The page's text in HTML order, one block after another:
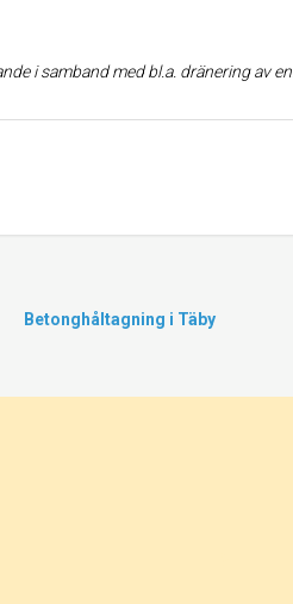
plantering av träd och buskar. Sammantaget har företaget levt upp till alla mina förväntningar samt mycket mer.
Betonghåltagning i Täby